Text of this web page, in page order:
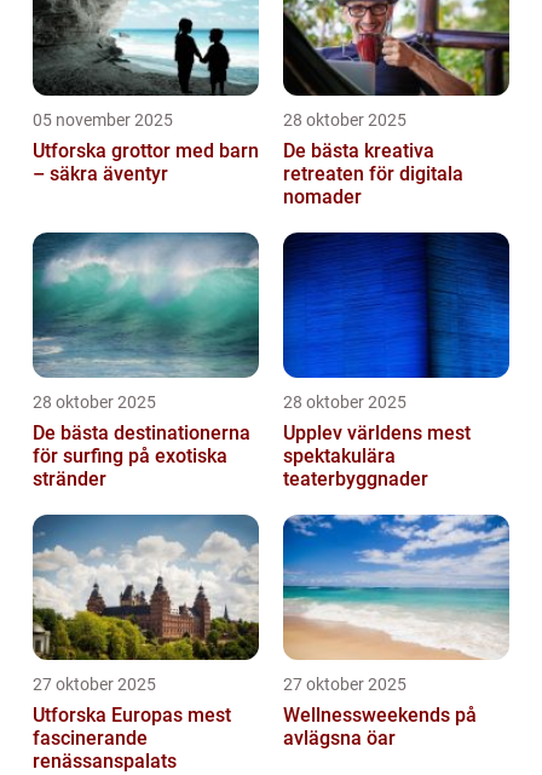
05 november 2025
Utforska grottor med barn
– säkra äventyr
28 oktober 2025
De bästa kreativa
retreaten för digitala
nomader
28 oktober 2025
De bästa destinationerna
för surfing på exotiska
stränder
28 oktober 2025
Upplev världens mest
spektakulära
teaterbyggnader
27 oktober 2025
Utforska Europas mest
fascinerande
renässanspalats
27 oktober 2025
Wellnessweekends på
avlägsna öar